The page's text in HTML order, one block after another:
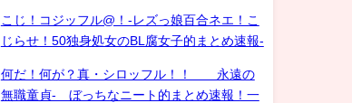
こじ！コジッフル@！-レズっ娘百合ネエ！こ
じらせ！50独身処女のBL腐女子的まとめ速報-
何だ！何が？真・シロッフル！！ 永遠の
無職童貞- ぼっちなニート的まとめ速報！一